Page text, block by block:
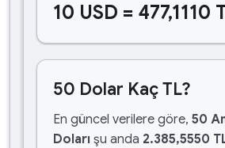
10 USD = 477,1110
50 Dolar Kaç TL?
En güncel verilere göre, 50
Doları şu anda 2.385,5550